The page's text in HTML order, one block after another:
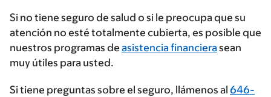
de
seguros
Si no tiene seguro de salud o si le preocupa que su
atención no esté totalmente cubierta, es posible que
nuestros programas de asistencia financierasean
muy útiles para usted.
Si tiene preguntas sobre el seguro, llámenos al 646-